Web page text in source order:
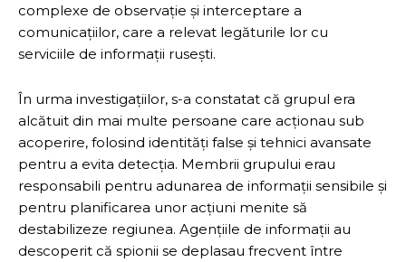
complexe de observație și interceptare a
comunicațiilor, care a relevat legăturile lor cu
serviciile de informații rusești.
În urma investigațiilor, s-a constatat că grupul era
alcătuit din mai multe persoane care acționau sub
acoperire, folosind identități false și tehnici avansate
pentru a evita detecția. Membrii grupului erau
responsabili pentru adunarea de informații sensibile și
pentru planificarea unor acțiuni menite să
destabilizeze regiunea. Agențiile de informații au
descoperit că spionii se deplasau frecvent între